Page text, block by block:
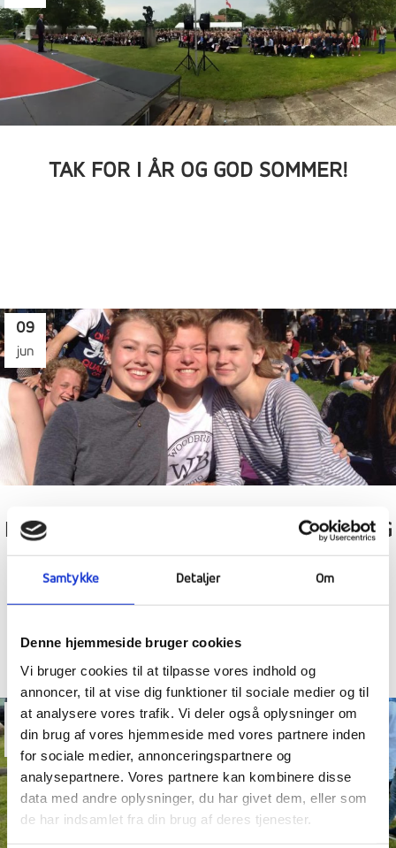
Samtykke Detaljer Om
Denne hjemmeside bruger cookies
Vi bruger cookies til at tilpasse vores indhold og
annoncer, til at vise dig funktioner til sociale medier og til
at analysere vores trafik. Vi deler også oplysninger om
din brug af vores hjemmeside med vores partnere inden
for sociale medier, annonceringspartnere og
analysepartnere. Vores partnere kan kombinere disse
data med andre oplysninger, du har givet dem, eller som
de har indsamlet fra din brug af deres tjenester.
TAK FOR I ÅR OG GOD SOMMER!
09
jun
NYE ELEVERS DAG, FREEDOM DINNER OG
VOLLEYLANDSKAMP MOD SVENSKEN
29
maj